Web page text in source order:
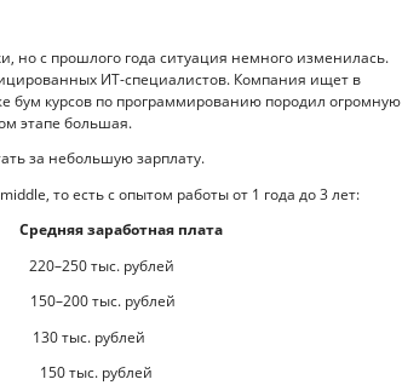
но с прошлого года ситуация немного изменилась.
ИТ-специалистов. Компания ищет в
бум курсов по программированию породил огромную
этапе большая.
за небольшую зарплату.
то есть с опытом работы от 1 года до 3 лет:
Средняя заработная плата
рублей
рублей
рублей
рублей